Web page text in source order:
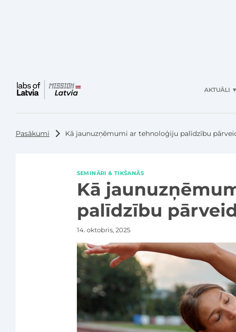
AKTUĀLI ▼
Pasākumi Kā jaunuzņēmumi ar tehnoloģiju palīdzību
SEMINĀRI & TIKŠANĀS
Kā
palīdzību
14. oktobris, 2025